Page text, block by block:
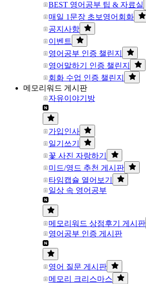
BEST 영어공부 팁 & 자료실
매일 1문장 초보영어회화
공지사항
이벤트
영어공부 인증 챌린지
영어말하기 인증 챌린지
회화 수업 인증 챌린지
메모리워드 게시판
자유이야기방
가입인사
일기쓰기
꽃 사진 자랑하기
미드/영드 추천 게시판
타임캡슐 열어보기
일상 속 영어공부
메모리워드 상점후기 게시판
영어공부 인증 게시판
영어 질문 게시판
메모리 크리스마스